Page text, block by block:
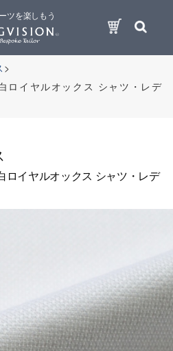
ツを楽しもう
ロイヤルオックス シャツ・レデ
ロイヤルオックス シャツ・レデ